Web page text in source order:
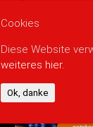
threadripper
WERBUNG
Cookies
Diese Website
weiteres hier.
Ok, danke